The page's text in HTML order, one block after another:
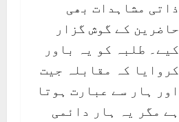
ذاتی مشاہدات بھی
حاضرین کے گوش گزار
کیے۔ طلبہ کو یہ باور
کروایا کہ مقابلہ جیت
اور ہار سے عبارت ہوتا
ہے مگر یہ ہار دائمی